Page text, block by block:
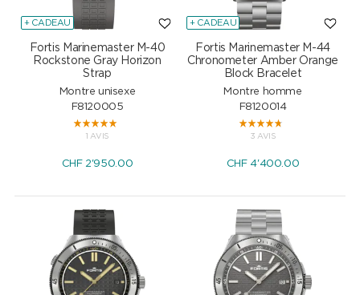
+ CADEAU
Fortis Marinemaster M-40
Rockstone Gray Horizon
Strap
Montre unisexe
F8120005
1 AVIS
CHF2'950.00
+ CADEAU
Fortis Marinemaster M-44
Chronometer Amber Orange
Block Bracelet
Montre homme
F8120014
3 AVIS
CHF4'400.00